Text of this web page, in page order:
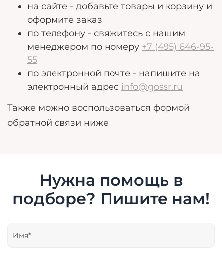
на сайте - добавьте товары и корзину и
оформите заказ
по телефону - свяжитесь с нашим
менеджером по номеру +7 (495) 646-95-
55
по электронной почте - напишите на
электронный адрес info@gossr.ru
Также можно воспользоваться формой
обратной связи ниже
Нужна помощь в
подборе? Пишите нам!